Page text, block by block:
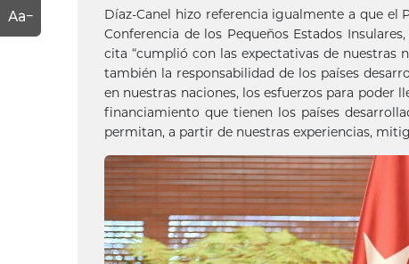
Díaz-Canel hizo referencia igualmente a que el
Conferencia de los Pequeños Estados
cita “cumplió con las expectativas de nuestras
también la responsabilidad de los países
en nuestras naciones, los esfuerzos para poder
financiamiento que tienen los países
permitan, a partir de nuestras experiencias,